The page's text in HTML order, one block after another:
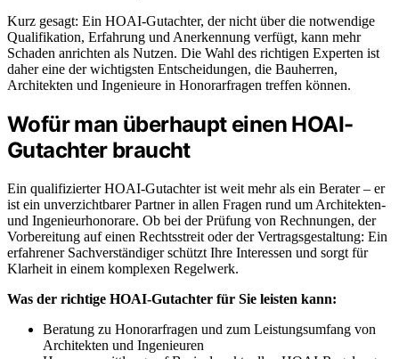
Kurz gesagt: Ein HOAI-Gutachter, der nicht über die notwendige
Qualifikation, Erfahrung und Anerkennung verfügt, kann mehr
Schaden anrichten als Nutzen. Die Wahl des richtigen Experten ist
daher eine der wichtigsten Entscheidungen, die Bauherren,
Architekten und Ingenieure in Honorarfragen treffen können.
Wofür man überhaupt einen HOAI-
Gutachter braucht
Ein qualifizierter HOAI-Gutachter ist weit mehr als ein Berater – er
ist ein unverzichtbarer Partner in allen Fragen rund um Architekten-
und Ingenieurhonorare. Ob bei der Prüfung von Rechnungen, der
Vorbereitung auf einen Rechtsstreit oder der Vertragsgestaltung: Ein
erfahrener Sachverständiger schützt Ihre Interessen und sorgt für
Klarheit in einem komplexen Regelwerk.
Was der richtige HOAI-Gutachter für Sie leisten kann:
Beratung zu Honorarfragen und zum Leistungsumfang von
Architekten und Ingenieuren